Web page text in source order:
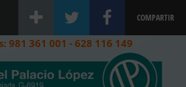
COMPARTIR
981 361 001 - 628 116 149